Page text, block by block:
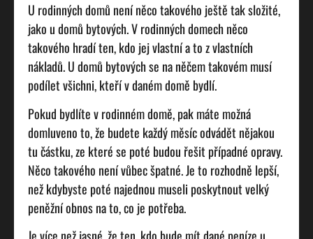
U rodinných domů není něco takového ještě tak složité,
jako u domů bytových. V rodinných domech něco
takového hradí ten, kdo jej vlastní a to z vlastních
nákladů. U domů bytových se na něčem takovém musí
podílet všichni, kteří v daném domě bydlí.
Pokud bydlíte v rodinném domě, pak máte možná
domluveno to, že budete každý měsíc odvádět nějakou
tu částku, ze které se poté budou řešit případné opravy.
Něco takového není vůbec špatné. Je to rozhodně lepší,
než kdybyste poté najednou museli poskytnout velký
peněžní obnos na to, co je potřeba.